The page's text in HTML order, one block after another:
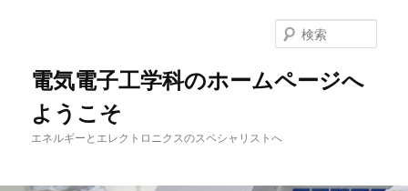
移
電気電子工学科のホームページへ
ようこそ
エネルギーとエレクトロニクスのスペシャリストへ
索